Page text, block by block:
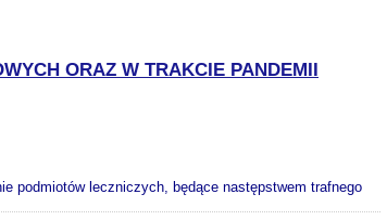
ORAZ W TRAKCIE PANDEMII
podmiotów leczniczych, będące następstwem trafnego